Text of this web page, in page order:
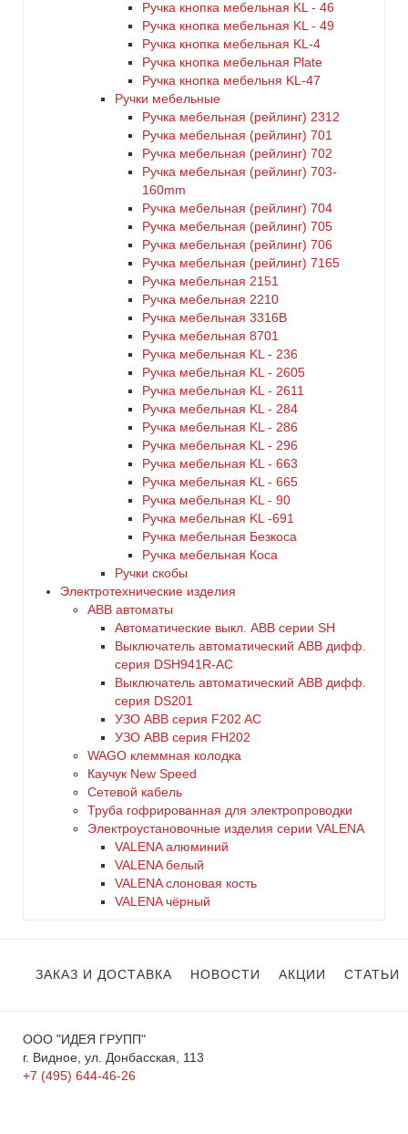
Ручка кнопка мебельная KL - 46
Ручка кнопка мебельная KL - 49
Ручка кнопка мебельная KL-4
Ручка кнопка мебельная Plate
Ручка кнопка мебельня KL-47
Ручки мебельные
Ручка мебельная (рейлинг) 2312
Ручка мебельная (рейлинг) 701
Ручка мебельная (рейлинг) 702
Ручка мебельная (рейлинг) 703-
160mm
Ручка мебельная (рейлинг) 704
Ручка мебельная (рейлинг) 705
Ручка мебельная (рейлинг) 706
Ручка мебельная (рейлинг) 7165
Ручка мебельная 2151
Ручка мебельная 2210
Ручка мебельная 3316B
Ручка мебельная 8701
Ручка мебельная KL - 236
Ручка мебельная KL - 2605
Ручка мебельная KL - 2611
Ручка мебельная KL - 284
Ручка мебельная KL - 286
Ручка мебельная KL - 296
Ручка мебельная KL - 663
Ручка мебельная KL - 665
Ручка мебельная KL - 90
Ручка мебельная KL -691
Ручка мебельная Безкоса
Ручка мебельная Коса
Ручки скобы
Электротехнические изделия
ABB автоматы
Автоматические выкл. ABB серии SH
Выключатель автоматический ABB дифф.
серия DSH941R-AC
Выключатель автоматический АВВ дифф.
серия DS201
УЗО ABB серия F202 AC
УЗО АВВ серия FH202
WAGO клеммная колодка
Каучук New Speed
Сетевой кабель
Труба гофрированная для электропроводки
Электроустановочные изделия серии VALENA
VALENA алюминий
VALENA белый
VALENA слоновая кость
VALENA чёрный
ЗАКАЗ И ДОСТАВКА НОВОСТИ АКЦИИ СТАТЬИ
ООО "ИДЕЯ ГРУПП"
г. Видное, ул. Донбасская, 113
+7 (495) 644-46-26